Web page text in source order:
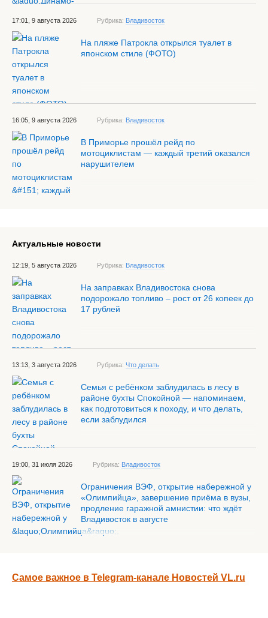
17:01, 9 августа 2026 Рубрика: Владивосток
На пляже Патрокла открылся туалет в
японском стиле (ФОТО)
16:05, 9 августа 2026 Рубрика: Владивосток
В Приморье прошёл рейд по
мотоциклистам — каждый третий оказался
нарушителем
Актуальные новости
12:19, 5 августа 2026 Рубрика: Владивосток
На заправках Владивостока снова
подорожало топливо – рост от 26 копеек до
17 рублей
13:13, 3 августа 2026 Рубрика: Что делать
Семья с ребёнком заблудилась в лесу в
районе бухты Спокойной — напоминаем,
как подготовиться к походу, и что делать,
если заблудился
19:00, 31 июля 2026 Рубрика: Владивосток
Ограничения ВЭФ, открытие набережной у
«Олимпийца», завершение приёма в вузы,
продление гаражной амнистии: что ждёт
Владивосток в августе
Самое важное в Telegram-канале Новостей VL.ru